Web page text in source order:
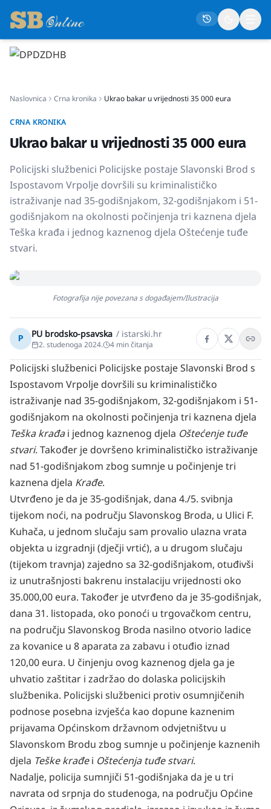
Društvo
Politika
Gospodarstvo
Život
Crna kronika
Kultura
Osmrtnice
Naslovnica Crna kronika Ukrao bakar u vrijednosti 35 000 eura
CRNA KRONIKA
Ukrao bakar u vrijednosti 35 000 eura
Policijski službenici Policijske postaje Slavonski Brod s
Ispostavom Vrpolje dovršili su kriminalističko
istraživanje nad 35-godišnjakom, 32-godišnjakom i 51-
godišnjakom na okolnosti počinjenja tri kaznena djela
Teška krađa i jednog kaznenog djela Oštećenje tuđe
stvari.
Fotografija nije povezana s događajem/Ilustracija
P PU brodsko-psavska / istarski.hr
2. studenoga 2024. 4 min čitanja
Policijski službenici Policijske postaje Slavonski Brod s
Ispostavom Vrpolje dovršili su kriminalističko
istraživanje nad 35-godišnjakom, 32-godišnjakom i 51-
godišnjakom na okolnosti počinjenja tri kaznena djela
Teška krađai jednog kaznenog djela Oštećenje tuđe
stvari. Također je dovršeno kriminalističko istraživanje
nad 51-godišnjakom zbog sumnje u počinjenje tri
kaznena djela Krađe.
Utvrđeno je da je 35-godišnjak, dana 4./5. svibnja
tijekom noći, na području Slavonskog Broda, u Ulici F.
Kuhača, u jednom slučaju sam provalio ulazna vrata
objekta u izgradnji (dječji vrtić), a u drugom slučaju
(tijekom travnja) zajedno sa 32-godišnjakom, otuđivši
iz unutrašnjosti bakrenu instalaciju vrijednosti oko
35.000,00 eura. Također je utvrđeno da je 35-godišnjak,
dana 31. listopada, oko ponoći u trgovačkom centru,
na području Slavonskog Broda nasilno otvorio ladice
za kovanice u 8 aparata za zabavu i otuđio iznad
120,00 eura. U činjenju ovog kaznenog djela ga je
uhvatio zaštitar i zadržao do dolaska policijskih
službenika. Policijski službenici protiv osumnjičenih
podnose posebna izvješća kao dopune kaznenim
prijavama Općinskom državnom odvjetništvu u
Slavonskom Brodu zbog sumnje u počinjenje kaznenih
djela Teške krađei Oštećenja tuđe stvari.
Nadalje, policija sumnjiči 51-godišnjaka da je u tri
navrata od srpnja do studenoga, na području Općine